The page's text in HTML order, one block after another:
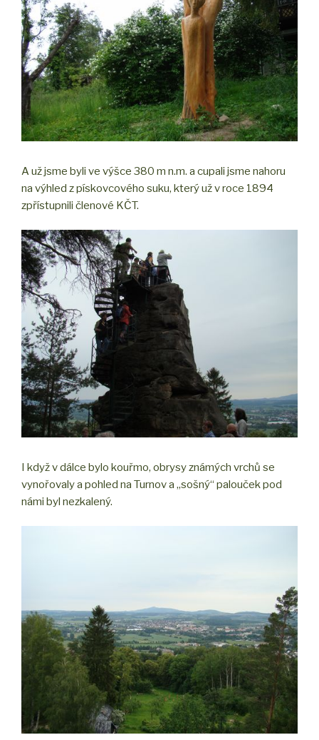
A už jsme byli ve výšce 380 m n.m. a cupali jsme nahoru
na výhled z pískovcového suku, který už v roce 1894
zpřístupnili členové KČT.
I když v dálce bylo kouřmo, obrysy známých vrchů se
vynořovaly a pohled na Turnov a „sošný“ palouček pod
námi byl nezkalený.